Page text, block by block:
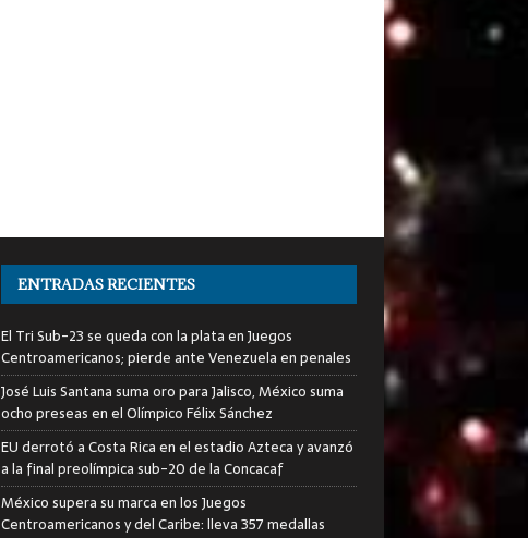
ENTRADAS RECIENTES
El Tri Sub-23 se queda con la plata en Juegos
Centroamericanos; pierde ante Venezuela en penales
José Luis Santana suma oro para Jalisco, México suma
ocho preseas en el Olímpico Félix Sánchez
EU derrotó a Costa Rica en el estadio Azteca y avanzó
a la final preolímpica sub-20 de la Concacaf
México supera su marca en los Juegos
Centroamericanos y del Caribe: lleva 357 medallas